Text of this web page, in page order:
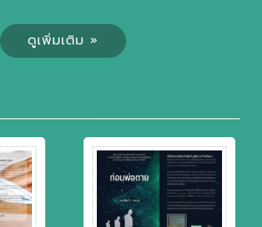
ดูเพิ่มเติม »